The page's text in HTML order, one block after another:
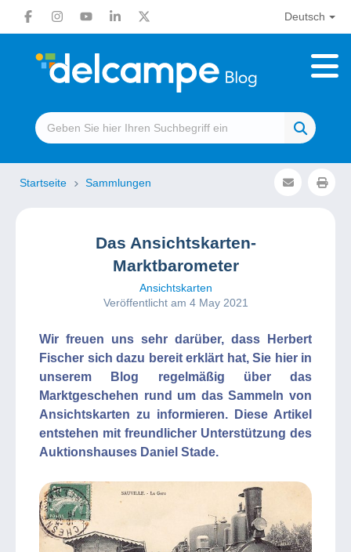
Deutsch
Startseite Sammlungen
Das Ansichtskarten-
Marktbarometer
Ansichtskarten
Veröffentlicht am 4 May 2021
Wir freuen uns sehr darüber, dass Herbert
Fischer sich dazu bereit erklärt hat, Sie hier in
unserem Blog regelmäßig über das
Marktgeschehen rund um das Sammeln von
Ansichtskarten zu informieren. Diese Artikel
entstehen mit freundlicher Unterstützung des
Auktionshauses Daniel Stade.